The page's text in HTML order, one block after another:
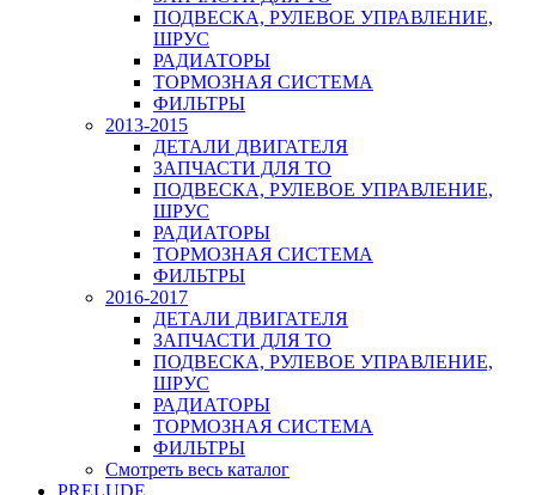
ПОДВЕСКА, РУЛЕВОЕ УПРАВЛЕНИЕ,
ШРУС
РАДИАТОРЫ
ТОРМОЗНАЯ СИСТЕМА
ФИЛЬТРЫ
2013-2015
ДЕТАЛИ ДВИГАТЕЛЯ
ЗАПЧАСТИ ДЛЯ ТО
ПОДВЕСКА, РУЛЕВОЕ УПРАВЛЕНИЕ,
ШРУС
РАДИАТОРЫ
ТОРМОЗНАЯ СИСТЕМА
ФИЛЬТРЫ
2016-2017
ДЕТАЛИ ДВИГАТЕЛЯ
ЗАПЧАСТИ ДЛЯ ТО
ПОДВЕСКА, РУЛЕВОЕ УПРАВЛЕНИЕ,
ШРУС
РАДИАТОРЫ
ТОРМОЗНАЯ СИСТЕМА
ФИЛЬТРЫ
Смотреть весь каталог
PRELUDE